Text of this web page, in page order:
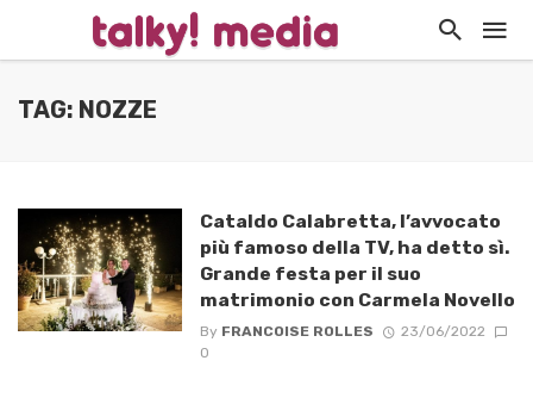
TAG: NOZZE
Cataldo Calabretta, l’avvocato
più famoso della TV, ha detto sì.
Grande festa per il suo
matrimonio con Carmela Novello
By FRANCOISE ROLLES
23/06/2022
0